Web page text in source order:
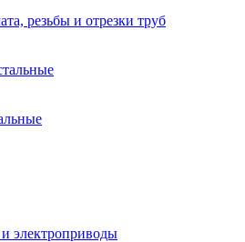
резьбы и отрезки труб
электроприводы